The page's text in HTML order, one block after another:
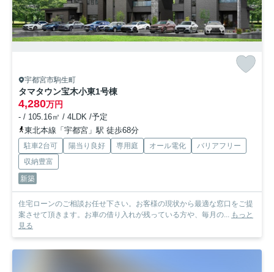
宇都宮市駒生町
タマタウン宝木小東1号棟
4,280万円
- / 105.16㎡ / 4LDK /予定
東北本線「宇都宮」駅 徒歩68分
駐車2台可 陽当り良好 専用庭 オール電化
バリアフリー
収納豊富
新築
住宅ローンのご相談お任せ下さい。お客様の現状から最適な窓口をご提
案させて頂きます。お車の借り入れが残っている方や、毎月の... もっと
見る